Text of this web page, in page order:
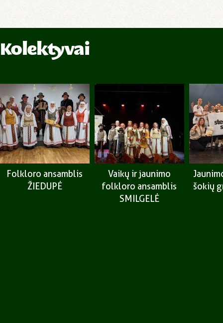
Kolektyvai
Folkloro ansamblis
ŽIEDUPĖ
Vaikų ir jaunimo
folkloro ansamblis
SMILGELĖ
šokių